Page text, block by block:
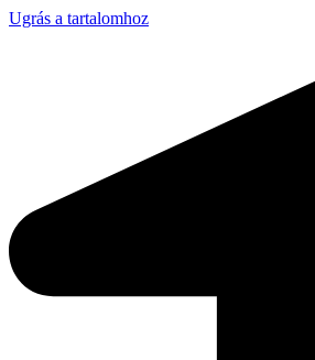
Ugrás a tartalomhoz